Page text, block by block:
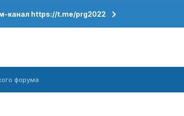
канал https://t.me/prg2022
форума